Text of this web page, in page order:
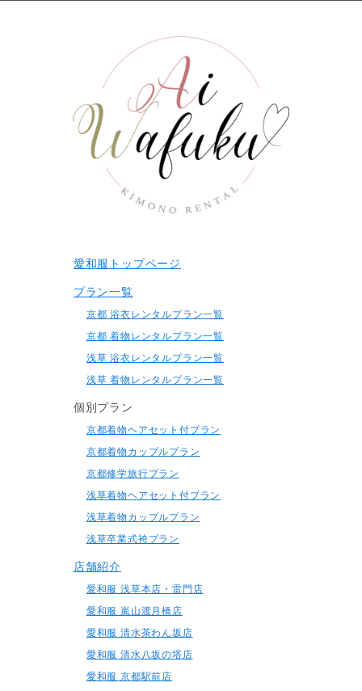
愛和服トップページ
プラン一覧
京都 浴衣レンタルプラン一覧
京都 着物レンタルプラン一覧
浅草 浴衣レンタルプラン一覧
浅草 着物レンタルプラン一覧
個別プラン
京都着物ヘアセット付プラン
京都着物カップルプラン
京都修学旅行プラン
浅草着物ヘアセット付プラン
浅草着物カップルプラン
浅草卒業式袴プラン
店舗紹介
愛和服 浅草本店・雷門店
愛和服 嵐山渡月橋店
愛和服 清水茶わん坂店
愛和服 清水八坂の塔店
愛和服 京都駅前店